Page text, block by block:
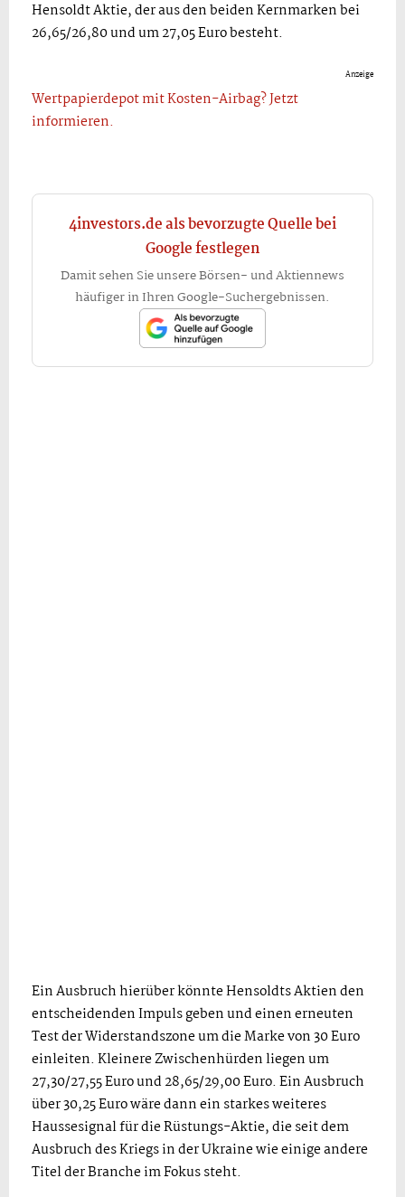
Hensoldt Aktie, der aus den beiden Kernmarken bei
26,65/26,80 und um 27,05 Euro besteht.
Anzeige
Wertpapierdepot mit Kosten-Airbag? Jetzt
informieren.
4investors.de als bevorzugte Quelle bei
Google festlegen
Damit sehen Sie unsere Börsen- und Aktiennews
häufiger in Ihren Google-Suchergebnissen.
Ein Ausbruch hierüber könnte Hensoldts Aktien den
entscheidenden Impuls geben und einen erneuten
Test der Widerstandszone um die Marke von 30 Euro
einleiten. Kleinere Zwischenhürden liegen um
27,30/27,55 Euro und 28,65/29,00 Euro. Ein Ausbruch
über 30,25 Euro wäre dann ein starkes weiteres
Haussesignal für die Rüstungs-Aktie, die seit dem
Ausbruch des Kriegs in der Ukraine wie einige andere
Titel der Branche im Fokus steht.